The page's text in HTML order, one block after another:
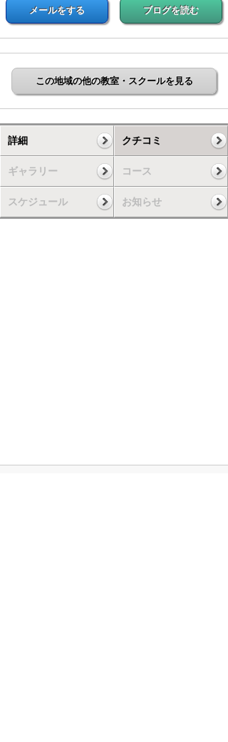
メールをする ブログを読む
この地域の他の教室・スクールを見る
詳細 クチコミ
ギャラリー コース
スケジュール お知らせ